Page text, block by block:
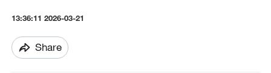
13:36:11 2026-03-21
Share